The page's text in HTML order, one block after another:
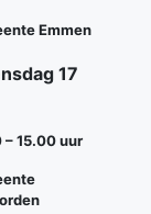
Emmen
17
– 15.00 uur